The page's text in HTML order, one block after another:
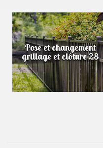
Pose et changement
grillage et clôture 28